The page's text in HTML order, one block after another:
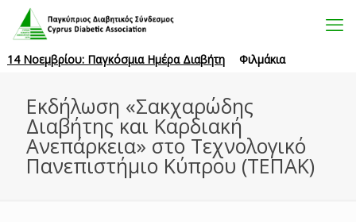
14 Νοεμβρίου: Παγκόσμια Ημέρα Διαβήτη Φιλμάκια
Εκδήλωση «Σακχαρώδης
Διαβήτης και Καρδιακή
Ανεπάρκεια» στο Τεχνολογικό
Πανεπιστήμιο Κύπρου (ΤΕΠΑΚ)